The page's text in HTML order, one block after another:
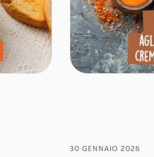
30 GENNAIO 2026